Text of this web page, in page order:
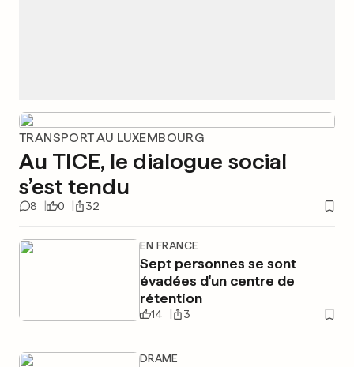
TRANSPORT AU LUXEMBOURG
Au TICE, le dialogue social
s’est tendu
8 0 32
EN FRANCE
Sept personnes se sont
évadées d'un centre de
rétention
14 3
DRAME